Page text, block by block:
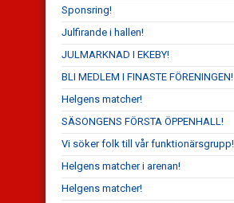
Sponsring!
Julfirande i hallen!
JULMARKNAD I EKEBY!
BLI MEDLEM I FINASTE FÖRENINGEN!
Helgens matcher!
SÄSONGENS FÖRSTA ÖPPENHALL!
Vi söker folk till vår funktionärsgrupp!
Helgens matcher i arenan!
Helgens matcher!